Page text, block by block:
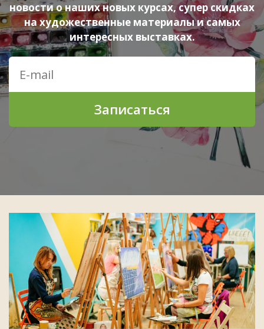
новости о наших новых курсах, супер скидках
на художественные материалы и самых
интересных выставках.
Записаться